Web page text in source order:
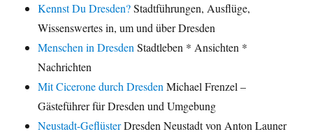
Kennst Du Dresden?Stadtführungen, Ausflüge,
Wissenswertes in, um und über Dresden
Menschen in Dresden Stadtleben * Ansichten *
Nachrichten
Mit Cicerone durch Dresden Michael Frenzel –
Gästeführer für Dresden und Umgebung
Neustadt-GeflüsterDresden Neustadt von Anton Launer